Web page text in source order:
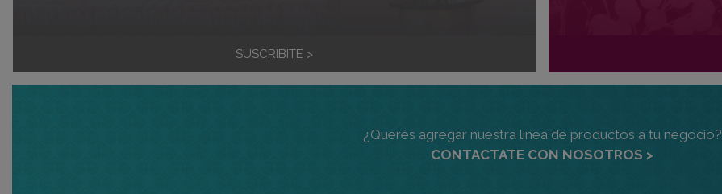
SUSCRIBITE >
¿Querés agregar nuestra línea de productos a tu negocio?
CONTACTATE CON NOSOTROS >